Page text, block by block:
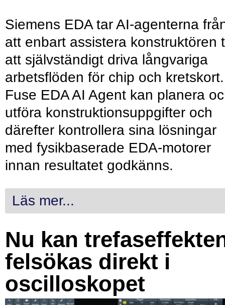
Siemens EDA tar AI-agenterna
att enbart assistera konstruktören
att självständigt driva långvariga
arbetsflöden för chip och kretskort.
Fuse EDA AI Agent kan planera
utföra konstruktionsuppgifter och
därefter kontrollera sina lösningar
med fysikbaserade EDA-motorer
innan resultatet godkänns.
Läs mer...
Nu kan
felsökas direkt i
oscilloskopet